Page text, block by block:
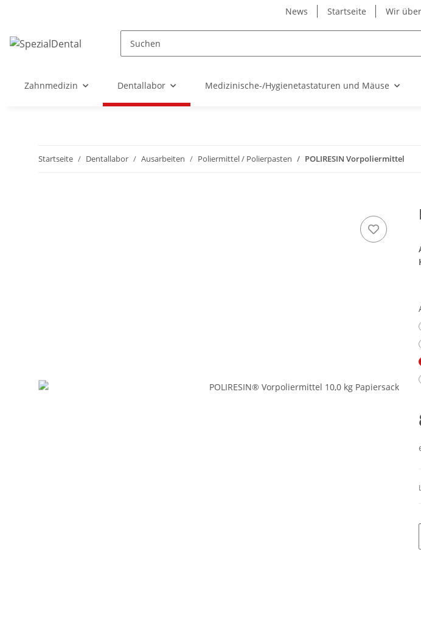
News Startseite Wir
Zahnmedizin Dentallabor Medizinische-/Hygienetastaturen und Mäuse
Startseite Dentallabor Ausarbeiten Poliermittel / Polierpasten POLIRESIN Vorpoliermittel